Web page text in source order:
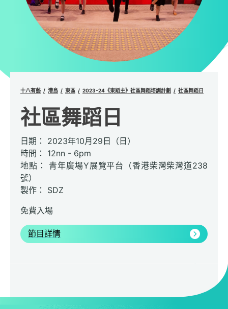
十八有藝 港島 東區 2023-24《東蹈主》社區舞蹈培訓計劃 社區舞蹈日
社區舞蹈日
日期： 2023年10月29日（日）
時間： 12nn - 6pm
地點： 青年廣場Y展覽平台（香港柴灣柴灣道238
號）
製作： SDZ
免費入場
節目詳情